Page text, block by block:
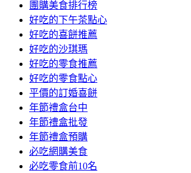
團購美食排行榜
好吃的下午茶點心
好吃的喜餅推薦
好吃的沙琪瑪
好吃的零食推薦
好吃的零食點心
平價的訂婚喜餅
年節禮盒台中
年節禮盒批發
年節禮盒預購
必吃網購美食
必吃零食前10名